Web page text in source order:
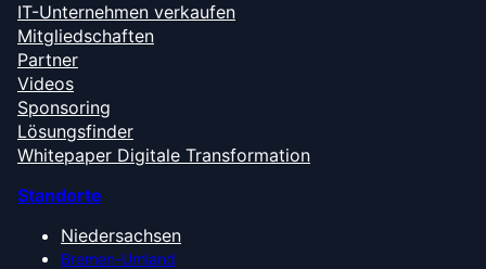
IT-Unternehmen verkaufen
Mitgliedschaften
Partner
Videos
Sponsoring
Lösungsfinder
Whitepaper Digitale Transformation
Standorte
Niedersachsen
Bremen-Umland